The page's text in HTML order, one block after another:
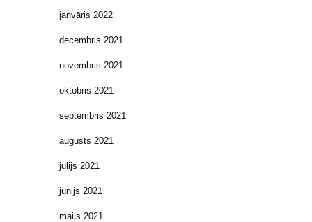
janvāris 2022
decembris 2021
novembris 2021
oktobris 2021
septembris 2021
augusts 2021
jūlijs 2021
jūnijs 2021
maijs 2021